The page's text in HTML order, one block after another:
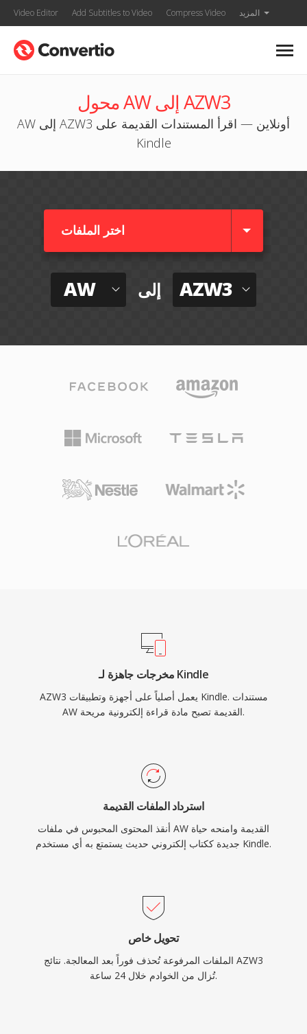
Video Editor Add Subtitles to Video Compress Video المزيد
محول AW إلى AZW3
AW إلى AZW3 أونلاين — اقرأ المستندات القديمة على
Kindle
اختر الملفات
AW إلى AZW3
مخرجات جاهزة لـ Kindle
AZW3 يعمل أصلياً على أجهزة وتطبيقات Kindle. مستندات
AW القديمة تصبح مادة قراءة إلكترونية مريحة.
استرداد الملفات القديمة
أنقذ المحتوى المحبوس في ملفات AW القديمة وامنحه حياة
جديدة ككتاب إلكتروني حديث يستمتع به أي مستخدم Kindle.
تحويل خاص
الملفات المرفوعة تُحذف فوراً بعد المعالجة. نتائج AZW3
تُزال من الخوادم خلال 24 ساعة.